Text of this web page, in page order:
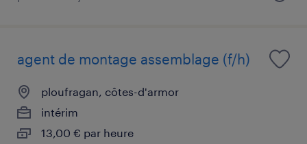
agent de montage assemblage (f/h)
ploufragan, côtes-d'armor
intérim
13,00 € par heure